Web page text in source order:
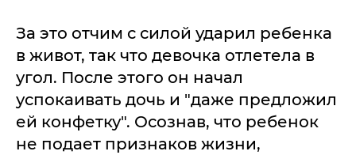
За это отчим с силой ударил ребенка
в живот, так что девочка отлетела в
угол. После этого он начал
успокаивать дочь и "даже предложил
ей конфетку". Осознав, что ребенок
не подает признаков жизни,